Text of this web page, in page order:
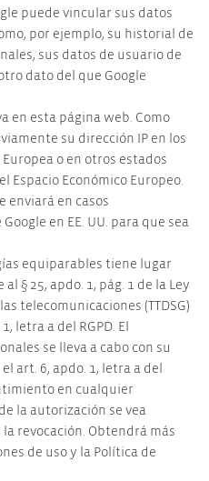
puede vincular sus datos
por ejemplo, su historial de
sus datos de usuario de
dato del que Google
en esta página web. Como
su dirección IP en los
o en otros estados
Espacio Económico Europeo.
enviará en casos
en EE. UU. para que sea
equiparables tiene lugar
§ 25, apdo. 1, pág. 1 de la Ley
telecomunicaciones (TTDSG)
letra a del RGPD. El
se lleva a cabo con su
art. 6, apdo. 1, letra a del
en cualquier
la autorización se vea
revocación. Obtendrá más
de uso y la Política de